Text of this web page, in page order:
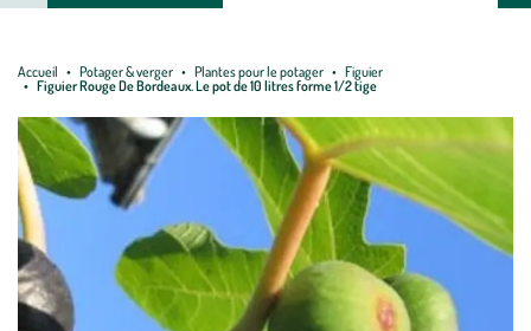
Accueil Potager & verger Plantes pour le potager
Figuier
Figuier Rouge De Bordeaux. Le pot de 10 litres forme 1/2 tige